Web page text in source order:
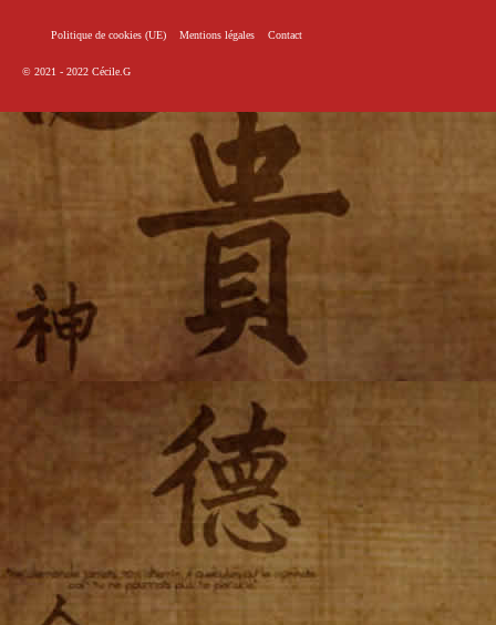
Politique de cookies (UE) Mentions légales Contact
© 2021 - 2022 Cécile.G